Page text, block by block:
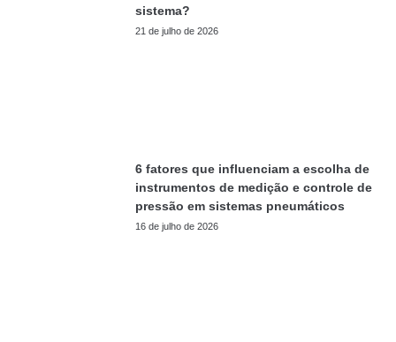
sistema?
21 de julho de 2026
6 fatores que influenciam a escolha de
instrumentos de medição e controle de
pressão em sistemas pneumáticos
16 de julho de 2026